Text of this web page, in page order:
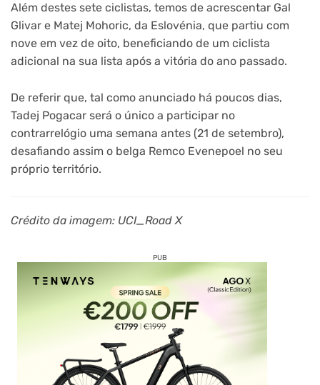
Além destes sete ciclistas, temos de acrescentar Gal
Glivar e Matej Mohoric, da Eslovénia, que partiu com
nove em vez de oito, beneficiando de um ciclista
adicional na sua lista após a vitória do ano passado.
De referir que, tal como anunciado há poucos dias,
Tadej Pogacar será o único a participar no
contrarrelógio uma semana antes (21 de setembro),
desafiando assim o belga Remco Evenepoel no seu
próprio território.
Crédito da imagem: UCI_Road X
PUB